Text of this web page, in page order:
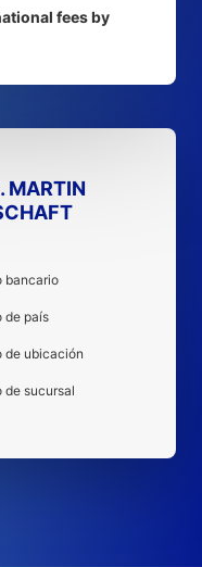
fees by
MARTIN
bancario
de país
de ubicación
de sucursal